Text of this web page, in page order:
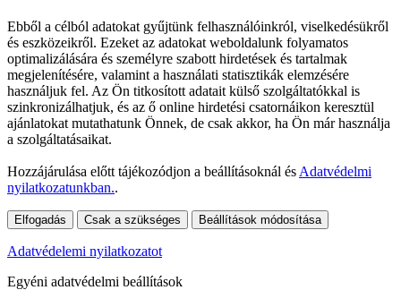
Ebből a célból adatokat gyűjtünk felhasználóinkról, viselkedésükről
és eszközeikről. Ezeket az adatokat weboldalunk folyamatos
optimalizálására és személyre szabott hirdetések és tartalmak
megjelenítésére, valamint a használati statisztikák elemzésére
használjuk fel. Az Ön titkosított adatait külső szolgáltatókkal is
szinkronizálhatjuk, és az ő online hirdetési csatornáikon keresztül
ajánlatokat mutathatunk Önnek, de csak akkor, ha Ön már használja
a szolgáltatásaikat.
Hozzájárulása előtt tájékozódjon a beállításoknál és Adatvédelmi
nyilatkozatunkban..
Elfogadás Csak a szükséges Beállítások módosítása
Adatvédelemi nyilatkozatot
Egyéni adatvédelmi beállítások